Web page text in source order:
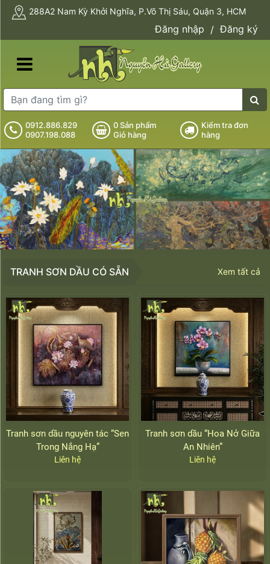
288A2 Nam Kỳ Khởi Nghĩa, P.Võ Thị Sáu, Quận 3, HCM
Đăng nhập / Đăng ký
0912.886.829
0907.198.088
0Sản phẩm
Giỏ hàng
Kiểm tra đơn
hàng
TRANH SƠN DẦU CÓ SẴN Xem tất cả
Tranh sơn dầu nguyên tác “Sen
Trong Nắng Hạ”
Liên hệ
Tranh sơn dầu “Hoa Nở Giữa
An Nhiên”
Liên hệ